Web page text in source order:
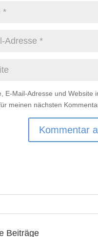
E-Mail-Adresse und Website
meinen nächsten
Beiträge